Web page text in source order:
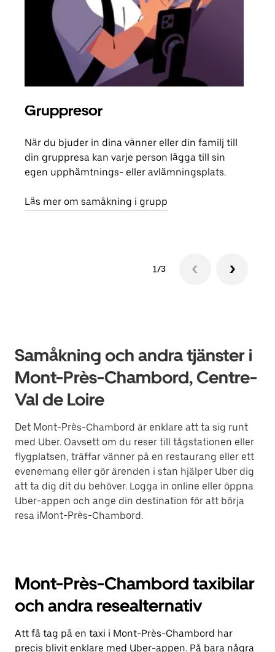
Gruppresor
När du bjuder in dina vänner eller din familj till
din gruppresa kan varje person lägga till sin
egen upphämtnings- eller avlämningsplats.
Läs mer om samåkning i grupp
1/3
Samåkning och andra tjänster i
Mont-Près-Chambord, Centre-
Val de Loire
Det Mont-Près-Chambord är enklare att ta sig runt
med Uber. Oavsett om du reser till tågstationen eller
flygplatsen, träffar vänner på en restaurang eller ett
evenemang eller gör ärenden i stan hjälper Uber dig
att ta dig dit du behöver. Logga in online eller öppna
Uber-appen och ange din destination för att börja
resa iMont-Près-Chambord.
Mont-Près-Chambord taxibilar
och andra resealternativ
Att få tag på en taxi i Mont-Près-Chambord har
precis blivit enklare med Uber-appen. På bara några